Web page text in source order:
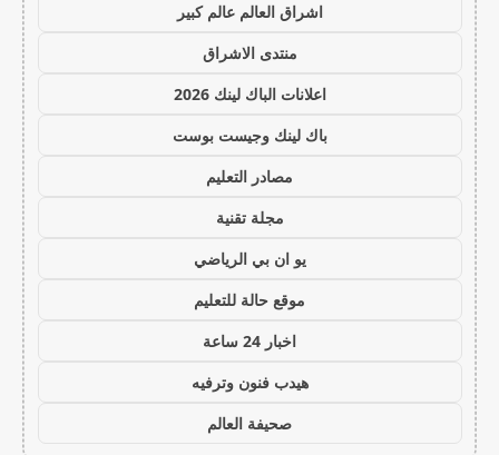
اشراق العالم عالم كبير
منتدى الاشراق
اعلانات الباك لينك 2026
باك لينك وجيست بوست
مصادر التعليم
مجلة تقنية
يو ان بي الرياضي
موقع حالة للتعليم
اخبار 24 ساعة
هيدب فنون وترفيه
صحيفة العالم